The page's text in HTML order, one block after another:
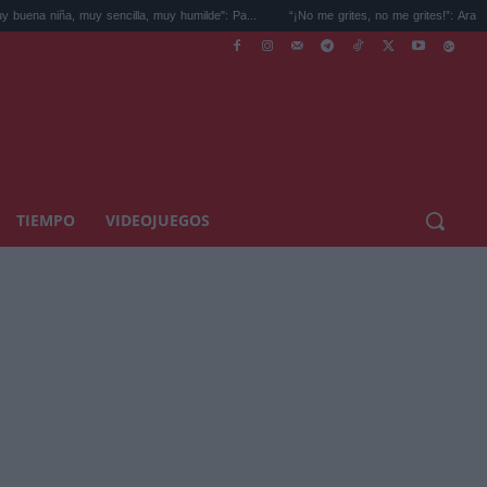
sencilla, muy humilde": Pa... “¡No me grites, no me grites!”: Aramís Fuster
TIEMPO VIDEOJUEGOS